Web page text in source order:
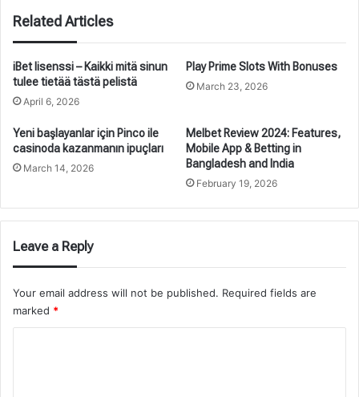
Related Articles
iBet lisenssi – Kaikki mitä sinun
tulee tietää tästä pelistä
April 6, 2026
Play Prime Slots With Bonuses
March 23, 2026
Yeni başlayanlar için Pinco ile
casinoda kazanmanın ipuçları
March 14, 2026
Melbet Review 2024: Features,
Mobile App & Betting in
Bangladesh and India
February 19, 2026
Leave a Reply
Your email address will not be published. Required fields are
marked *